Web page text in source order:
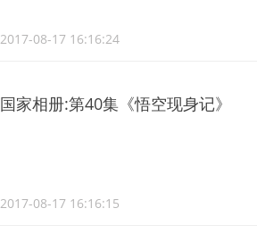
2017-08-17 16:16:24
国家相册:第40集《悟空现身记》
2017-08-17 16:16:15